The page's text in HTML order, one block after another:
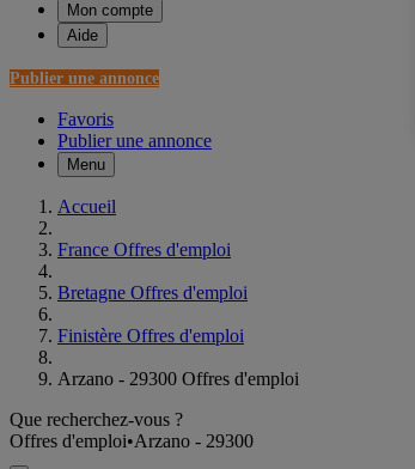
Mon compte
Aide
Publier une annonce
Favoris
Publier une annonce
Menu
Accueil
France Offres d'emploi
Bretagne Offres d'emploi
Finistère Offres d'emploi
Arzano - 29300 Offres d'emploi
Que recherchez-vous ?
Offres d'emploi•Arzano - 29300